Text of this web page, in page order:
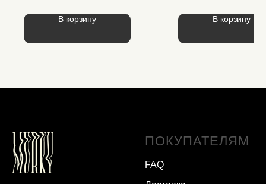
В корзину В корзину
ПОКУПАТЕЛЯМ
FAQ